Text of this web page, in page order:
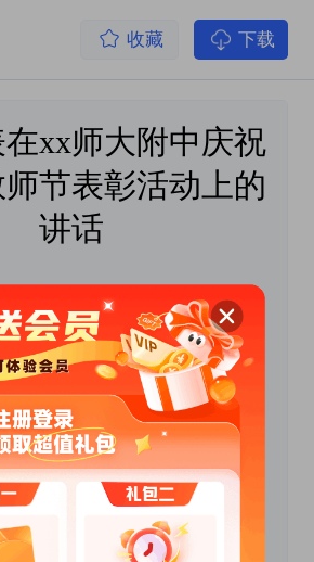
收藏 下载
xx师大附中庆祝
节表彰活动上的
讲话
导、各位XX市、亲爱的全体
东升，又一次金风送爽，又一个
中高考捷报频传是这个秋天带